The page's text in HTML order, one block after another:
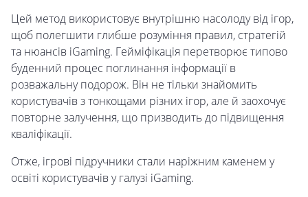
Цей метод використовує внутрішню насолоду від ігор,
щоб полегшити глибше розуміння правил, стратегій
та нюансів iGaming. Гейміфікація перетворює типово
буденний процес поглинання інформації в
розважальну подорож. Він не тільки знайомить
користувачів з тонкощами різних ігор, але й заохочує
повторне залучення, що призводить до підвищення
кваліфікації.
Отже, ігрові підручники стали наріжним каменем у
освіті користувачів у галузі iGaming.